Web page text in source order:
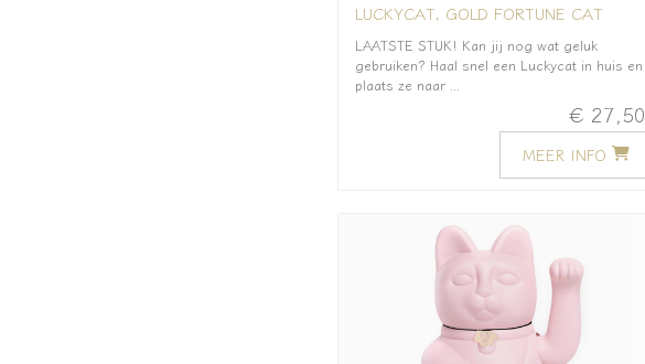
LUCKYCAT, GOLD FORTUNE CAT
LAATSTE STUK! Kan jij nog wat geluk
gebruiken? Haal snel een Luckycat in huis en
plaats ze naar ...
€ 27,50
MEER INFO